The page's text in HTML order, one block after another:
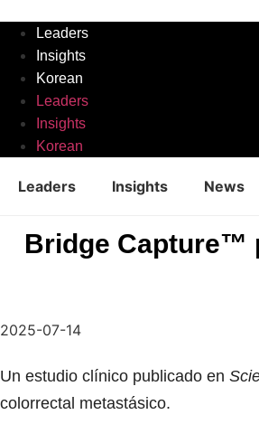
content
Leaders
Insights
Korean
Leaders
Insights
Korean
Leaders Insights News
Bridge Capture™
2025-07-14
Un estudio clínico publicado en
colorrectal metastásico.